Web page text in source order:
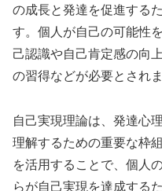
の成長と発達を促進する
す。個人が自己の可能性
己認識や自己肯定感の向
の習得などが必要とされま
自己実現理論は、発達心
理解するための重要な枠
を活用することで、個人
らが自己実現を達成する